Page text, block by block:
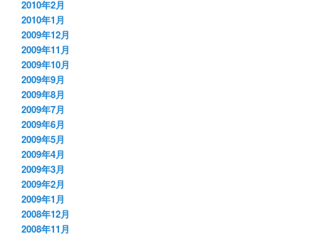
2010年2月
2010年1月
2009年12月
2009年11月
2009年10月
2009年9月
2009年8月
2009年7月
2009年6月
2009年5月
2009年4月
2009年3月
2009年2月
2009年1月
2008年12月
2008年11月